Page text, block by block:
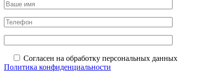
Согласен на обработку персональных данных
Политика конфиденциальности